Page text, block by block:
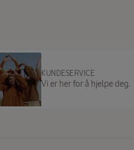
KUNDESERVICE
Vi er her for å hjelpe deg.